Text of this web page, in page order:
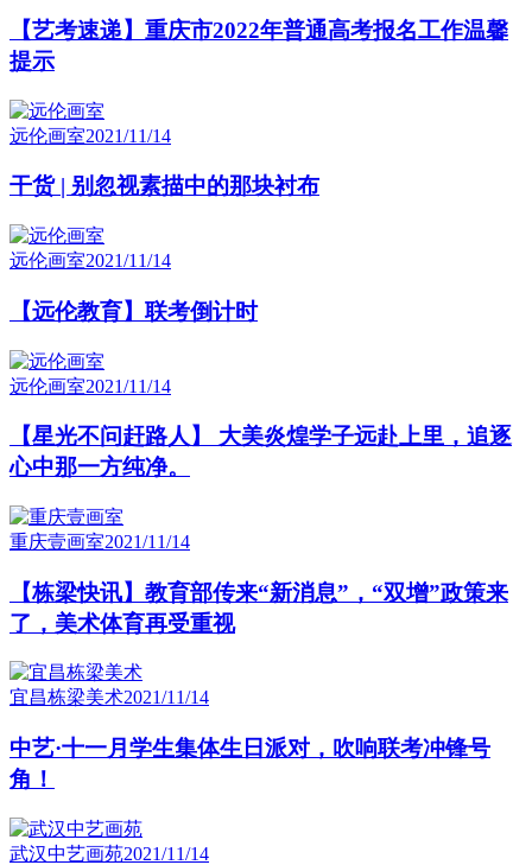
【艺考速递】重庆市2022年普通高考报名工作温馨
提示
远伦画室2021/11/14
干货 | 别忽视素描中的那块衬布
远伦画室2021/11/14
【远伦教育】联考倒计时
远伦画室2021/11/14
【星光不问赶路人】 大美炎煌学子远赴上里，追逐
心中那一方纯净。
重庆壹画室2021/11/14
【栋梁快讯】教育部传来“新消息”，“双增”政策来
了，美术体育再受重视
宜昌栋梁美术2021/11/14
中艺·十一月学生集体生日派对，吹响联考冲锋号
角！
武汉中艺画苑2021/11/14